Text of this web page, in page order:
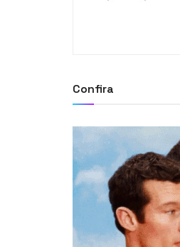
Confira